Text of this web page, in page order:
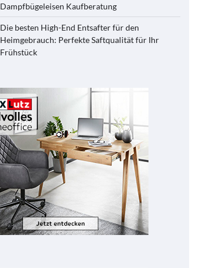
Dampfbügeleisen Kaufberatung
Die besten High-End Entsafter für den
Heimgebrauch: Perfekte Saftqualität für Ihr
Frühstück